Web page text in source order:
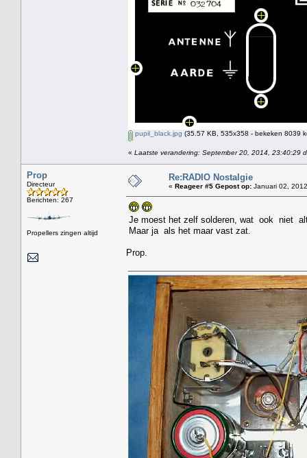
pupil_black.jpg (35.57 KB, 535x358 - bekeken 8039
« Laatste verandering: September 20, 2014, 23:40:29
Prop
Directeur
Berichten: 267
Propellers zingen altijd
Re:RADIO Nostalgie
« Reageer #5 Gepost op: Januari 02,
Je moest het zelf solderen, wat ook niet
Maar ja als het maar vast zat.
Prop.